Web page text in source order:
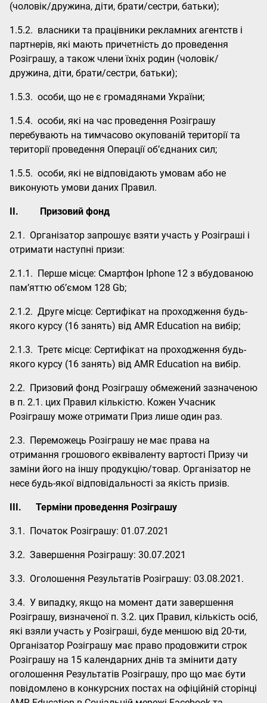
(чоловік/дружина, діти, брати/сестри, батьки);
1.5.2. власники та працівники рекламних агентств і
партнерів, які мають причетність до проведення
Розіграшу, а також члени їхніх родин (чоловік/
дружина, діти, брати/сестри, батьки);
1.5.3. особи, що не є громадянами України;
1.5.4. особи, які на час проведення Розіграшу
перебувають на тимчасово окупованій території та
території проведення Операції об’єднаних сил;
1.5.5. особи, які не відповідають умовам або не
виконують умови даних Правил.
II. Призовий фонд
2.1. Організатор запрошує взяти участь у Розіграші і
отримати наступні призи:
2.1.1. Перше місце: Смартфон Iphone 12 з вбудованою
пам’яттю об’ємом 128 Gb;
2.1.2. Друге місце: Сертифікат на проходження будь-
якого курсу (16 занять) від АМR Education на вибір;
2.1.3. Третє місце: Сертифікат на проходження будь-
якого курсу (16 занять) від АМR Education на вибір.
2.2. Призовий фонд Розіграшу обмежений зазначеною
в п. 2.1. цих Правил кількістю. Кожен Учасник
Розіграшу може отримати Приз лише один раз.
2.3. Переможець Розіграшу не має права на
отримання грошового еквіваленту вартості Призу чи
заміни його на іншу продукцію/товар. Організатор не
несе будь-якої відповідальності за якість призів.
III. Терміни проведення Розіграшу
3.1. Початок Розіграшу: 01.07.2021
3.2. Завершення Розіграшу: 30.07.2021
3.3. Оголошення Результатів Розіграшу: 03.08.2021.
3.4. У випадку, якщо на момент дати завершення
Розіграшу, визначеної п. 3.2. цих Правил, кількість осіб,
які взяли участь у Розіграші, буде меншою від 20-ти,
Організатор Розіграшу має право продовжити строк
Розіграшу на 15 календарних днів та змінити дату
оголошення Результатів Розіграшу, про що має бути
повідомлено в конкурсних постах на офіційній сторінці